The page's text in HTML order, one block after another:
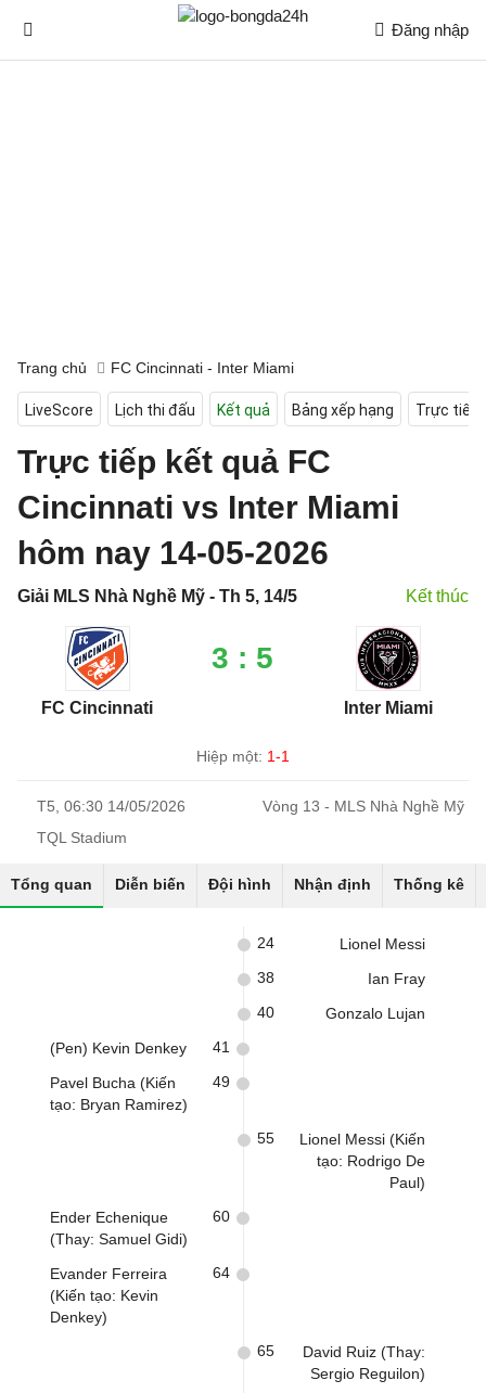
Đăng nhập
Trang chủ FC Cincinnati - Inter Miami
LiveScore Lịch thi đấu Kết quả Bảng xếp hạng Trực tiếp
Trực tiếp kết quả FC
Cincinnati vs Inter Miami
hôm nay 14-05-2026
Giải MLS Nhà Nghề Mỹ - Th 5, 14/5 Kết thúc
FC Cincinnati
3 : 5
Inter Miami
Hiệp một: 1-1
T5, 06:30 14/05/2026
Vòng 13 - MLS Nhà Nghề Mỹ
TQL Stadium
Tổng quan Diễn biến Đội hình Nhận định Thống kê
Lionel Messi
24
Ian Fray
38
Gonzalo Lujan
40
(Pen) Kevin Denkey 41
Pavel Bucha (Kiến
tạo: Bryan Ramirez)
49
Lionel Messi (Kiến
tạo: Rodrigo De
Paul)
55
Ender Echenique
(Thay: Samuel Gidi)
60
Evander Ferreira
(Kiến tạo: Kevin
Denkey)
64
David Ruiz (Thay:
Sergio Reguilon)
65